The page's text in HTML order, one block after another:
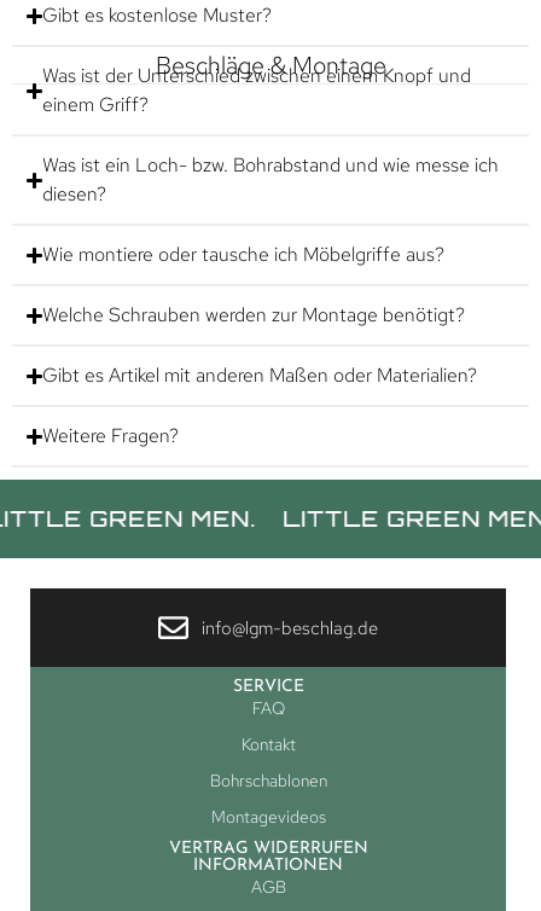
Gibt es kostenlose Muster?
Beschläge & Montage
Was ist der Unterschied zwischen einem Knopf und
einem Griff?
Was ist ein Loch- bzw. Bohrabstand und wie messe ich
diesen?
Wie montiere oder tausche ich Möbelgriffe aus?
Welche Schrauben werden zur Montage benötigt?
Gibt es Artikel mit anderen Maßen oder Materialien?
Weitere Fragen?
MEN. LITTLE GREEN MEN.
info@lgm-beschlag.de
SERVICE
FAQ
Kontakt
Bohrschablonen
Montagevideos
VERTRAG WIDERRUFEN
INFORMATIONEN
AGB